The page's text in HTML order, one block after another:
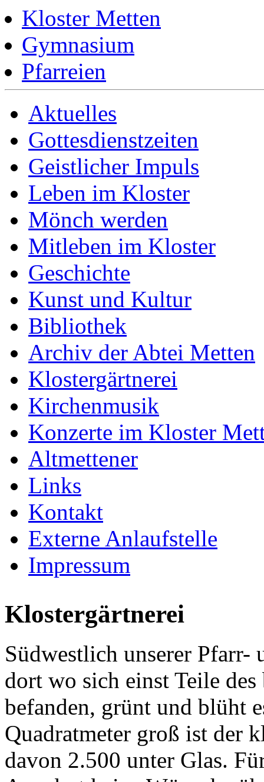
Kloster Metten
Gymnasium
Pfarreien
Aktuelles
Gottesdienstzeiten
Geistlicher Impuls
Leben im Kloster
Mönch werden
Mitleben im Kloster
Geschichte
Kunst und Kultur
Bibliothek
Archiv der Abtei Metten
Klostergärtnerei
Kirchenmusik
Konzerte im Kloster
Altmettener
Links
Kontakt
Externe Anlaufstelle
Impressum
Klostergärtnerei
Südwestlich unserer
dort wo sich einst Teile
befanden, grünt und blüht
Quadratmeter groß ist der
davon 2.500 unter Glas.